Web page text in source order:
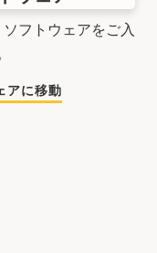
フトウェアをご入
アに移動